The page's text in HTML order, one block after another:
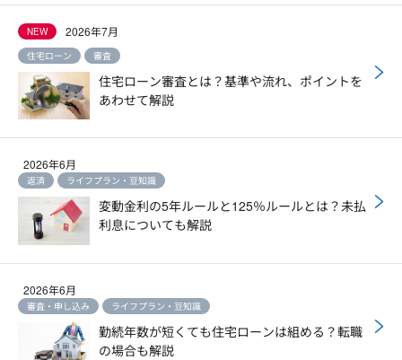
NEW 2026年7月
住宅ローン 審査
住宅ローン審査とは？基準や流れ、ポイントを
あわせて解説
2026年6月
返済 ライフプラン・豆知識
変動金利の5年ルールと125％ルールとは？未払
利息についても解説
2026年6月
審査・申し込み ライフプラン・豆知識
勤続年数が短くても住宅ローンは組める？転職
の場合も解説